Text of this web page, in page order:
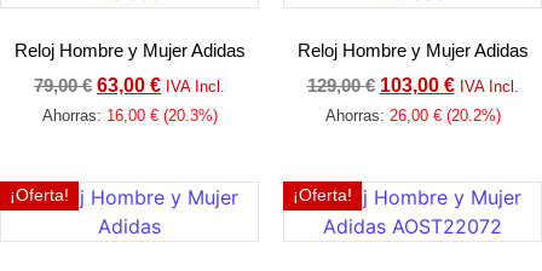
Reloj Hombre y Mujer Adidas
79,00€ 63,00 € IVA Incl.
Ahorras: 16,00 € (20.3%)
Reloj Hombre y Mujer Adidas
129,00€ 103,00 € IVA Incl.
Ahorras: 26,00 € (20.2%)
¡Oferta! ¡Oferta!